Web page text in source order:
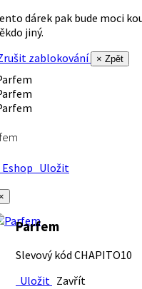
dárek pak bude moci
jiný.
zablokování
× Zpět
Uložit
Parfem
Slevový kód CHAPITO10
Uložit Zavřít